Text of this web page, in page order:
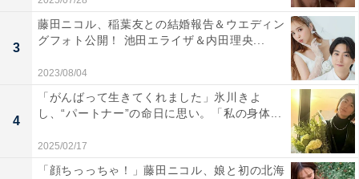
3
藤田ニコル、稲葉友との結婚報告＆ウエディン
グフォト公開！ 池田エライザ＆内田理央...
2023/08/04
4
「がんばって生きてくれました」氷川きよ
し、“パートナー”の命日に思い。「私の身体...
2025/02/17
「顔ちっっちゃ！」藤田ニコル、娘と初の北海